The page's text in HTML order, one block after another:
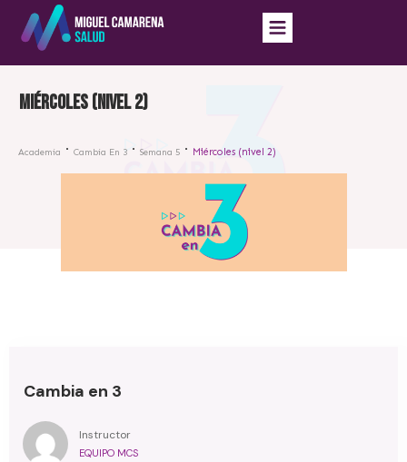
Miércoles (nivel 2)
Academia Cambia En 3 Semana 5 Miércoles (nivel 2)
Cambia en 3
Instructor
EQUIPO MCS